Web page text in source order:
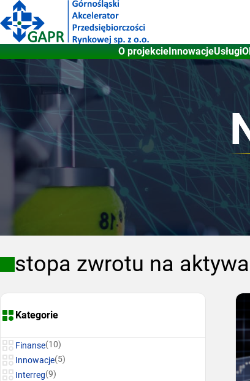
Przejdź
do
treści
O projekcieInnowacjeUsługi
stopa zwrotu na
Kategorie
Finanse(10)
Innowacje(5)
Interreg(9)